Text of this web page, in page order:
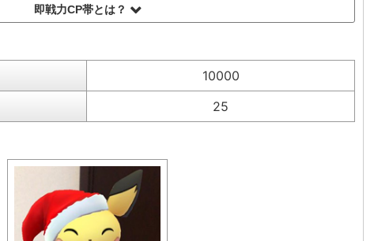
即戦力CP帯とは？
10000
25